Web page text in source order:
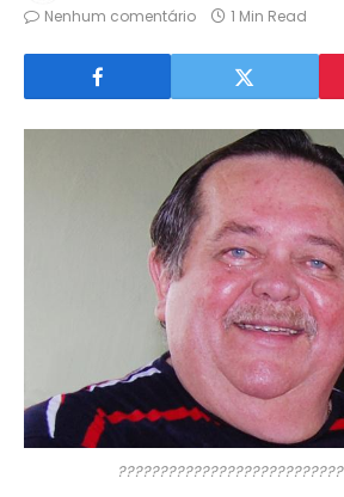
Nenhum comentário
1 Min Read